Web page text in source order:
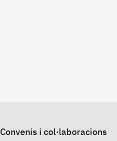
Convenis i col·laboracions